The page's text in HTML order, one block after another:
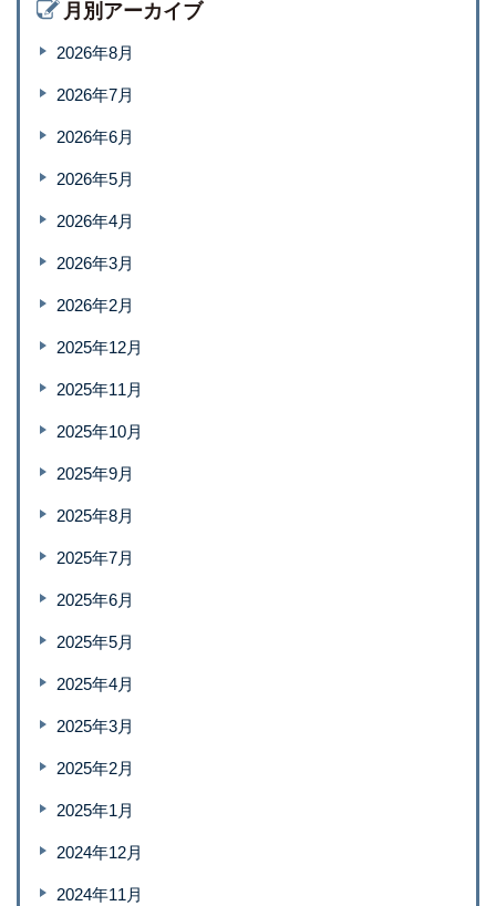
月別アーカイブ
2026年8月
2026年7月
2026年6月
2026年5月
2026年4月
2026年3月
2026年2月
2025年12月
2025年11月
2025年10月
2025年9月
2025年8月
2025年7月
2025年6月
2025年5月
2025年4月
2025年3月
2025年2月
2025年1月
2024年12月
2024年11月